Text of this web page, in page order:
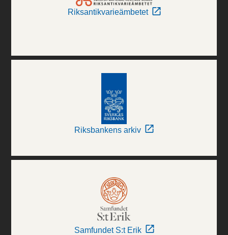
Riksantikvarieämbetet
Riksbankens arkiv
Samfundet S:t Erik